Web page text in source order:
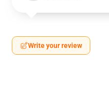
Write your review